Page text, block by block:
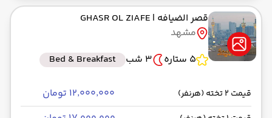
قصر الضیافه | GHASR OL ZIAFE
مشهد
5 ستاره
3 شب Bed & Breakfast
قیمت 2 تخته (هرنفر) ۱۲٬۰۰۰٬۰۰۰ تومان